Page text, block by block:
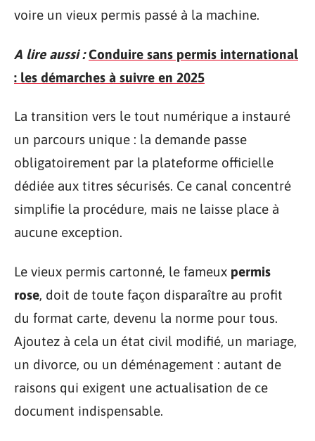
voire un vieux permis passé à la machine.
A lire aussi : Conduire sans permis international
: les démarches à suivre en 2025
La transition vers le tout numérique a instauré
un parcours unique : la demande passe
obligatoirement par la plateforme officielle
dédiée aux titres sécurisés. Ce canal concentré
simplifie la procédure, mais ne laisse place à
aucune exception.
Le vieux permis cartonné, le fameux permis
rose, doit de toute façon disparaître au profit
du format carte, devenu la norme pour tous.
Ajoutez à cela un état civil modifié, un mariage,
un divorce, ou un déménagement : autant de
raisons qui exigent une actualisation de ce
document indispensable.